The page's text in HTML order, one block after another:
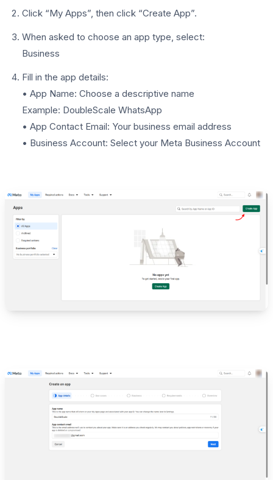
Click “My Apps”, then click “Create App”.
When asked to choose an app type, select:
Business
Fill in the app details:
• App Name: Choose a descriptive name
Example: DoubleScale WhatsApp
• App Contact Email: Your business email address
• Business Account: Select your Meta Business Account